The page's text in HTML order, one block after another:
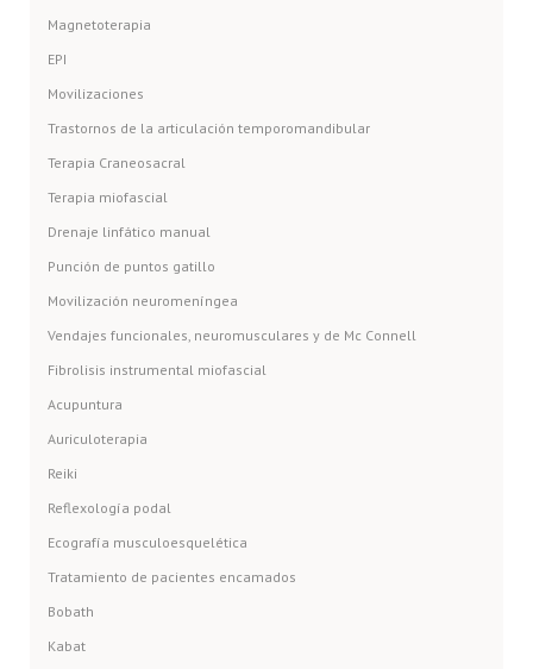
Magnetoterapia
EPI
Movilizaciones
Trastornos de la articulación temporomandibular
Terapia Craneosacral
Terapia miofascial
Drenaje linfático manual
Punción de puntos gatillo
Movilización neuromeníngea
Vendajes funcionales, neuromusculares y de Mc Connell
Fibrolisis instrumental miofascial
Acupuntura
Auriculoterapia
Reiki
Reflexología podal
Ecografía musculoesquelética
Tratamiento de pacientes encamados
Bobath
Kabat